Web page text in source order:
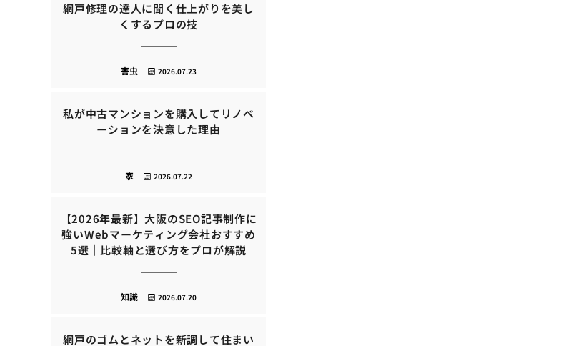
網戸修理の達人に聞く仕上がりを美し
くするプロの技
2026.07.23
害虫
私が中古マンションを購入してリノベ
ーションを決意した理由
2026.07.22
家
【2026年最新】大阪のSEO記事制作に
強いWebマーケティング会社おすすめ
5選｜比較軸と選び方をプロが解説
2026.07.20
知識
網戸のゴムとネットを新調して住まい